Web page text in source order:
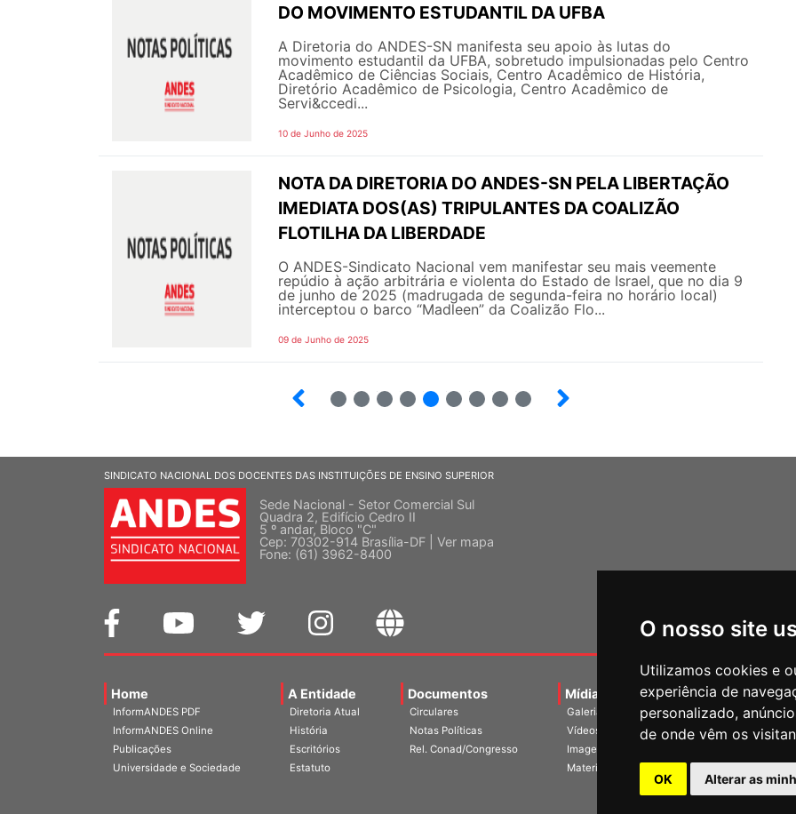
O nosso site
Utilizamos cookies e
experiência de
personalizado,
de onde vêm os
OK Alterar as
DO MOVIMENTO ESTUDANTIL DA UFBA
A Diretoria do ANDES-SN manifesta seu apoio às lutas do
movimento estudantil da UFBA, sobretudo impulsionadas pelo Centro
Acadêmico de Ciências Sociais, Centro Acadêmico de História,
Diretório Acadêmico de Psicologia, Centro Acadêmico de
Servi&ccedi...
10 de Junho de 2025
NOTA DA DIRETORIA DO ANDES-SN PELA LIBERTAÇÃO
IMEDIATA DOS(AS) TRIPULANTES DA COALIZÃO
FLOTILHA DA LIBERDADE
O ANDES-Sindicato Nacional vem manifestar seu mais veemente
repúdio à ação arbitrária e violenta do Estado de Israel, que no dia 9
de junho de 2025 (madrugada de segunda-feira no horário local)
interceptou o barco “Madleen” da Coalizão Flo...
09 de Junho de 2025
SINDICATO NACIONAL DOS DOCENTES DAS INSTITUIÇÕES DE ENSINO SUPERIOR
Sede Nacional - Setor Comercial Sul
Quadra 2, Edifício Cedro II
5 º andar, Bloco "C"
Cep: 70302-914 Brasília-DF | Ver mapa
Fone: (61) 3962-8400
Home
InformANDES PDF
InformANDES Online
Publicações
Universidade e Sociedade
A Entidade
Diretoria Atual
História
Escritórios
Estatuto
Documentos
Circulares
Notas Políticas
Rel. Conad/Congresso
Mídias
Galerias
Vídeos
Imagens
Materiais
Agenda